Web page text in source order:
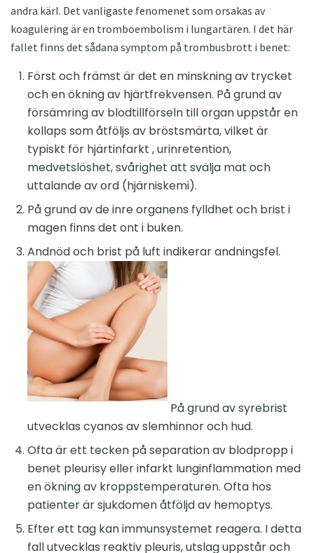
andra kärl. Det vanligaste fenomenet som orsakas av
koagulering är en tromboembolism i lungartären. I det här
fallet finns det sådana symptom på trombusbrott i benet:
Först och främst är det en minskning av trycket
och en ökning av hjärtfrekvensen. På grund av
försämring av blodtillförseln till organ uppstår en
kollaps som åtföljs av bröstsmärta, vilket är
typiskt för hjärtinfarkt , urinretention,
medvetslöshet, svårighet att svälja mat och
uttalande av ord (hjärniskemi).
På grund av de inre organens fylldhet och brist i
magen finns det ont i buken.
Andnöd och brist på luft indikerar andningsfel.
På grund av syrebrist
utvecklas cyanos av slemhinnor och hud.
Ofta är ett tecken på separation av blodpropp i
benet pleurisy eller infarkt lunginflammation med
en ökning av kroppstemperaturen. Ofta hos
patienter är sjukdomen åtföljd av hemoptys.
Efter ett tag kan immunsystemet reagera. I detta
fall utvecklas reaktiv pleuris, utslag uppstår och